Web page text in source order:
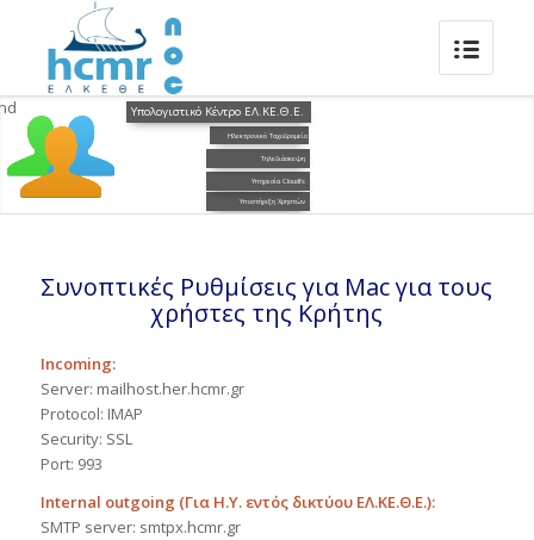
Υπολογιστικό Κέντρο ΕΛ.ΚΕ.Θ.Ε.
Ηλεκτρονικό Ταχυδρομείο
Τηλεδιάσκεψη
Υπηρεσία Cloudfs
Υποστήριξη Χρηστών
Συνοπτικές Ρυθμίσεις για Mac για τους
χρήστες της Κρήτης
Incoming:
Server: mailhost.her.hcmr.gr
Protocol: IMAP
Security: SSL
Port: 993
Internal outgoing (Για Η.Υ. εντός δικτύου ΕΛ.ΚΕ.Θ.Ε.):
SMTP server: smtpx.hcmr.gr